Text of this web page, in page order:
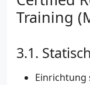
Training
Einrichtung